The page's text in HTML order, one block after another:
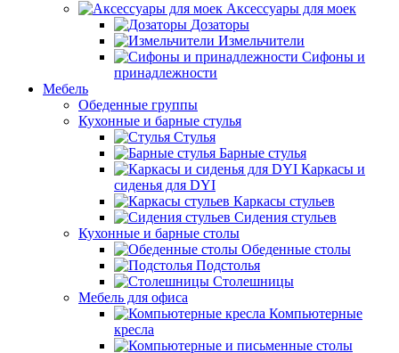
Аксессуары для моек
Дозаторы
Измельчители
Сифоны и
принадлежности
Мебель
Обеденные группы
Кухонные и барные стулья
Стулья
Барные стулья
Каркасы и
сиденья для DYI
Каркасы стульев
Сидения стульев
Кухонные и барные столы
Обеденные столы
Подстолья
Столешницы
Мебель для офиса
Компьютерные
кресла